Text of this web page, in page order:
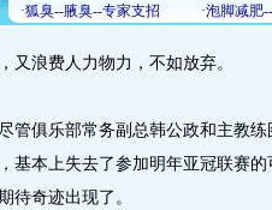
又浪费人力物力，不如放弃。
俱乐部常务副总韩公政和主教练
基本上失去了参加明年亚冠联赛
待奇迹出现了。